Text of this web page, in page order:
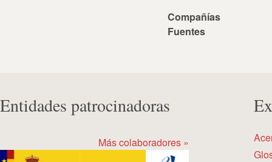
Compañías
Fuentes
Entidades patrocinadoras
Más colaboradores »